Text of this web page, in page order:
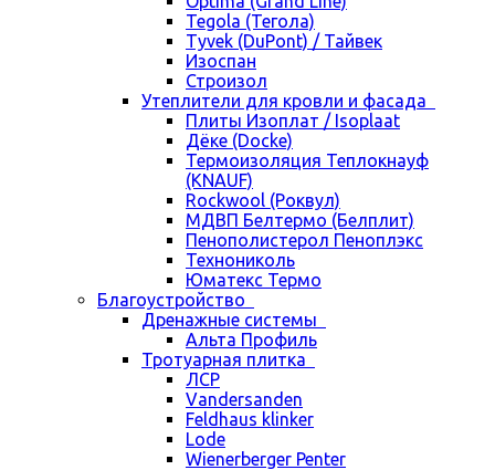
Tegola (Тегола)
Tyvek (DuPont) / Тайвек
Изоспан
Строизол
Утеплители для кровли и фасада
Плиты Изоплат / Isoplaat
Дёке (Docke)
Термоизоляция Теплокнауф
(KNAUF)
Rockwool (Роквул)
МДВП Белтермо (Белплит)
Пенополистерол Пеноплэкс
Технониколь
Юматекс Термо
Благоустройство
Дренажные системы
Альта Профиль
Тротуарная плитка
ЛСР
Vandersanden
Feldhaus klinker
Lode
Wienerberger Penter